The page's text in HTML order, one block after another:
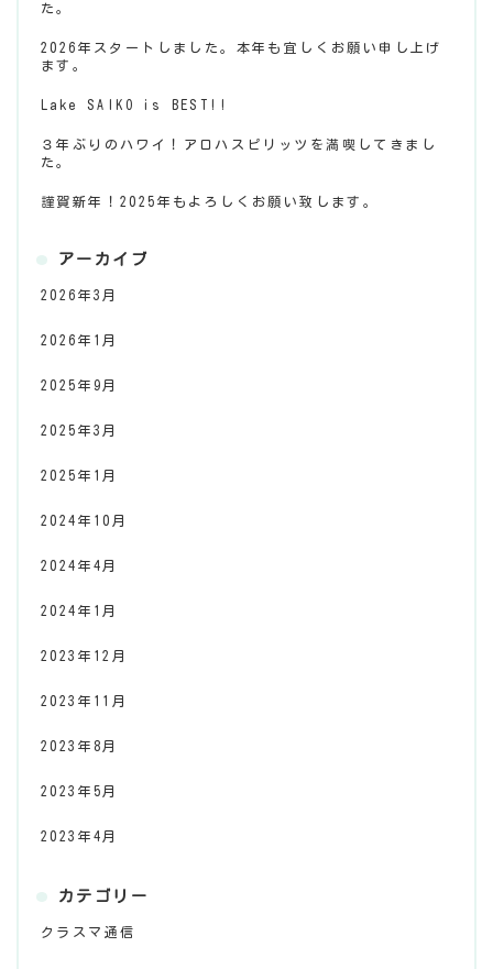
た。
2026年スタートしました。本年も宜しくお願い申し上げ
ます。
Lake SAIKO is BEST!!
３年ぶりのハワイ！アロハスピリッツを満喫してきまし
た。
謹賀新年！2025年もよろしくお願い致します。
アーカイブ
2026年3月
2026年1月
2025年9月
2025年3月
2025年1月
2024年10月
2024年4月
2024年1月
2023年12月
2023年11月
2023年8月
2023年5月
2023年4月
カテゴリー
クラスマ通信